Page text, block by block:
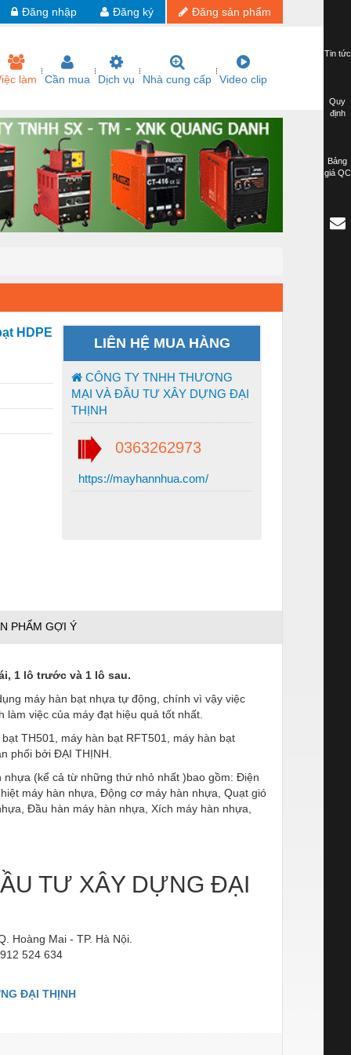
Đăng sản phẩm
Đăng ký
Đăng nhập
làm Cần mua Dịch vụ Nhà cung cấp Video clip
HDPE
LIÊN HỆ MUA HÀNG
CÔNG TY TNHH THƯƠNG
MẠI VÀ ĐẦU TƯ XÂY DỰNG ĐẠI
THỊNH
0363262973
https://mayhannhua.com/
PHẨM GỢI Ý
1 lô trước và 1 lô sau.
máy hàn bạt nhựa tự động, chính vì vậy việc
việc của máy đạt hiệu quả tốt nhất.
TH501, máy hàn bạt RFT501, máy hàn bạt
phối bởi ĐẠI THỊNH.
(kể cả từ những thứ nhỏ nhất )bao gồm: Điện
máy hàn nhựa, Động cơ máy hàn nhựa, Quạt gió
Đầu hàn máy hàn nhựa, Xích máy hàn nhựa,
TƯ XÂY DỰNG ĐẠI
Hoàng Mai - TP. Hà Nội.
524 634
ĐẠI THỊNH
Tin tức
Quy
định
Bảng
giá QC